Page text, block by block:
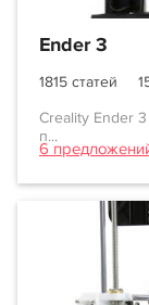
Ender 3
1815 статей
Creality Ender
п...
6